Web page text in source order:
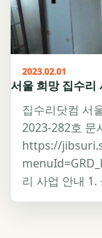
2023.02.01
서울 희망 집수리
집수리닷컴 서
2023-282호 문
https://
리 사업 안내